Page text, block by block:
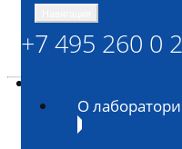
+7 495 260 0
О